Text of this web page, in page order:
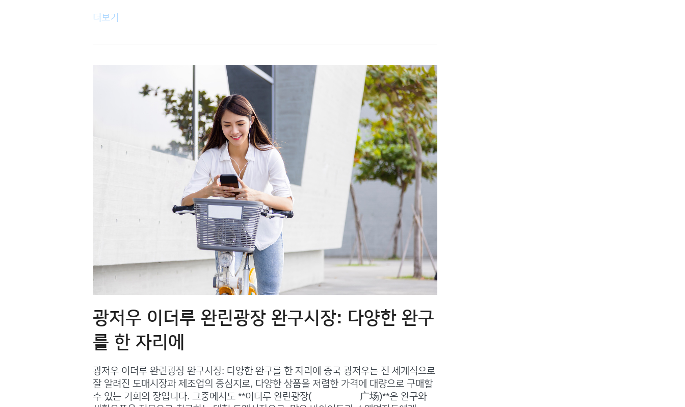
더보기
광저우 이더루 완린광장 완구시장: 다양한 완구
를 한 자리에
광저우 이더루 완린광장 완구시장: 다양한 완구를 한 자리에 중국 광저우는 전 세계적으로
잘 알려진 도매시장과 제조업의 중심지로, 다양한 상품을 저렴한 가격에 대량으로 구매할
수 있는 기회의 장입니다. 그중에서도 **이더루 완린광장(一德路 万菱广场)**은 완구와